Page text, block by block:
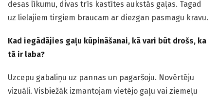
desas līkumu, divas trīs kastītes aukstās gaļas. Tagad
uz lielajiem tirgiem braucam ar diezgan pasmagu kravu.
Kad iegādājies gaļu kūpināšanai, kā vari būt drošs, ka
tā ir laba?
Uzcepu gabaliņu uz pannas un pagaršoju. Novērtēju
vizuāli. Visbiežāk izmantojam vietējo gaļu vai ziemeļu